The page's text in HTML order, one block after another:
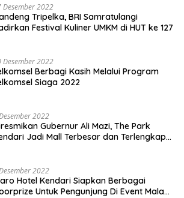
Desember 2022
Tripelka, BRI Samratulangi
Festival Kuliner UMKM di HUT ke 127
Desember 2022
Berbagi Kasih Melalui Program
Siaga 2022
2022
Gubernur Ali Mazi, The Park
Jadi Mall Terbesar dan Terlengkap
2022
Hotel Kendari Siapkan Berbagai
Untuk Pengunjung Di Event Malam